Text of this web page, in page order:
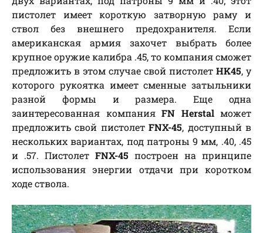
пистолет имеет короткую затворную раму и
ствол без внешнего предохранителя. Если
американская армия захочет выбрать более
крупное оружие калибра .45, то компания сможет
предложить в этом случае свой пистолет HK45, у
которого рукоятка имеет сменные затыльники
разной формы и размера. Еще одна
заинтересованная компания FN Herstalможет
предложить свой пистолетFNX-45, доступный в
нескольких вариантах, под патроны 9 мм, .40, .45
и .57. Пистолет FNX-45 построен на принципе
использования энергии отдачи при коротком
ходе ствола.